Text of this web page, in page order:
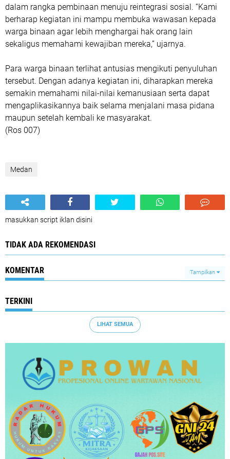
dalam rangka pembinaan menuju reintegrasi sosial. “Kami
berharap kegiatan ini mampu membuka wawasan kepada
warga binaan agar lebih menghargai hak orang lain
sekaligus memahami kewajiban mereka,” ujarnya.
Para warga binaan terlihat antusias mengikuti penyuluhan
tersebut. Dengan adanya kegiatan ini, diharapkan mereka
semakin memahami nilai-nilai kemanusiaan serta dapat
mengaplikasikannya baik selama menjalani masa pidana
maupun setelah kembali ke masyarakat.
(Ros 007)
Medan
masukkan script iklan disini
TIDAK ADA REKOMENDASI
KOMENTAR Tampilkan
TERKINI
LIHAT SEMUA